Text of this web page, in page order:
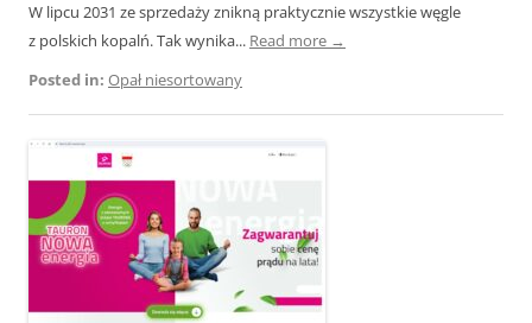
W lipcu 2031 ze sprzedaży znikną praktycznie wszystkie węgle
z polskich kopalń. Tak wynika... Read more →
Posted in: Opał niesortowany